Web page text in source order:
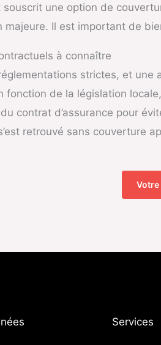
une option de
Il est important de
à connaître
strictes, et
fonction de la législation
contrat d’assurance pour
retrouvé sans couverture
Votre
Services